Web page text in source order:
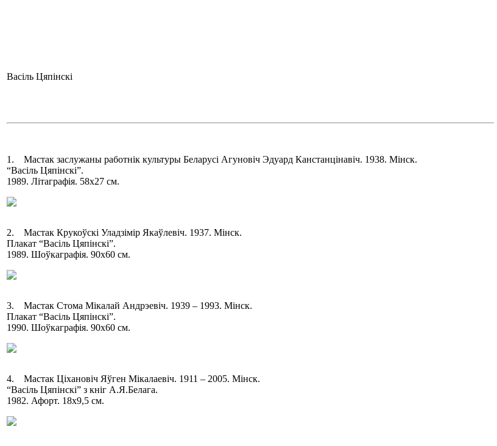
Васіль Цяпінскі
1. Мастак заслужаны работнік культуры Беларусі Агуновіч Эдуард Канстанцінавіч. 1938. Мінск.
“Васіль Цяпінскі”.
1989. Літаграфія. 58х27 см.
2. Мастак Крукоўскі Уладзімір Якаўлевіч. 1937. Мінск.
Плакат “Васіль Цяпінскі”.
1989. Шоўкаграфія. 90х60 см.
3. Мастак Стома Мікалай Андрэевіч. 1939 – 1993. Мінск.
Плакат “Васіль Цяпінскі”.
1990. Шоўкаграфія. 90х60 см.
4. Мастак Ціхановіч Яўген Мікалаевіч. 1911 – 2005. Мінск.
“Васіль Цяпінскі” з кніг А.Я.Белага.
1982. Афорт. 18х9,5 см.